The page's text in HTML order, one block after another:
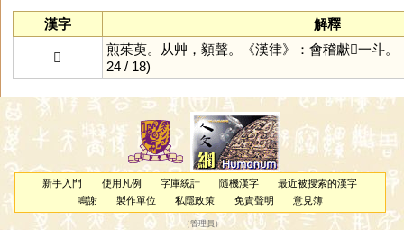
漢字 解釋
𧅙
煎茱萸。从艸，顡聲。《漢律》：會稽獻𧅙一斗。
24 / 18)
新手入門 使用凡例 字庫統計 隨機漢字
最近被搜索的漢字
鳴謝
製作單位 私隱政策 免責聲明 意見簿
（管理員 ）